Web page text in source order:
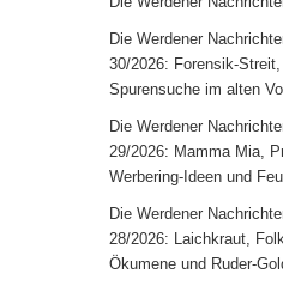
Die Werdener
30/2026: Forensik-
Spurensuche im alten
Die Werdener
29/2026: Mamma Mia,
Werbering-Ideen und
Die Werdener
28/2026: Laichkraut,
Ökumene und Ruder-